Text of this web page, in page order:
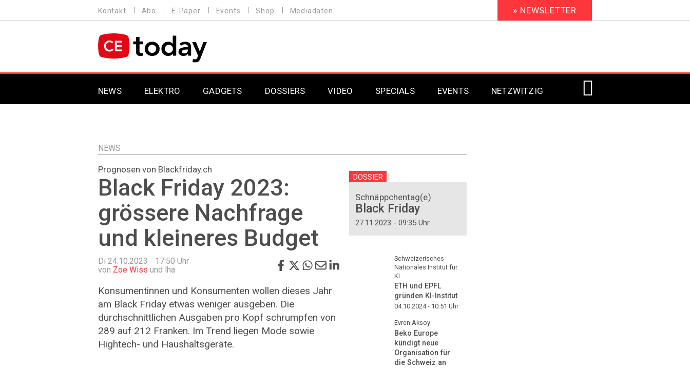
zum
MENU
Kontakt Abo E-Paper Events Shop Mediadaten » NEWSLETTER
MAIN NAVIGATION
NEWS ELEKTRO GADGETS DOSSIERS
DAB+
VIDEO SPECIALS
Professional AV & Digital Signage 2021
Professional AV & Digital Signage 2020
Professional AV & Digital Signage 2019
EVENTS NETZWITZIG
NEWS
Prognosen von Blackfriday.ch
Black Friday 2023:
grössere Nachfrage
und kleineres Budget
Di 24.10.2023 - 17:50 Uhr
von Zoe Wiss und lha
Konsumentinnen und Konsumenten wollen dieses Jahr
am Black Friday etwas weniger ausgeben. Die
durchschnittlichen Ausgaben pro Kopf schrumpfen von
289 auf 212 Franken. Im Trend liegen Mode sowie
Hightech- und Haushaltsgeräte.
DOSSIER
Schnäppchentag(e)
Black Friday
27.11.2023 - 09:35 Uhr
Schweizerisches
Nationales Institut für
KI
ETH und EPFL
gründen KI-Institut
04.10.2024 - 10:51 Uhr
Evren Aksoy
Beko Europe
kündigt neue
Organisation für
die Schweiz an